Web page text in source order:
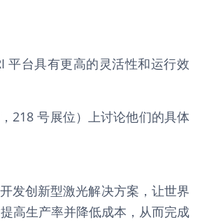
平台具有更高的灵活性和运行效
218 号展位）上讨论他们的具体
发创新型激光解决方案，让世界
高生产率并降低成本，从而完成